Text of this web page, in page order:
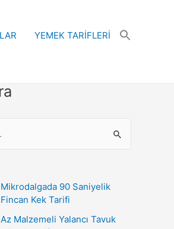
YEMEK TARİFLERİ
Mikrodalgada 90 Saniyelik
Fincan Kek Tarifi
Az Malzemeli Yalancı Tavuk